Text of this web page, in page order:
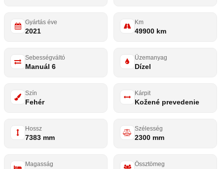
Gyártás éve
2021
Km
49900 km
Sebességváltó
Manuál 6
Üzemanyag
Dízel
Szín
Fehér
Kárpit
Kožené prevedenie
Hossz
7383 mm
Szélesség
2300 mm
Magasság Össztömeg